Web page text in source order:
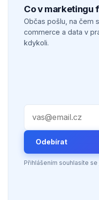
Co v marketingu
Občas pošlu, na čem
commerce a data v
kdykoli.
Váš e-mail
Odebírat
Přihlášením souhlasíte se